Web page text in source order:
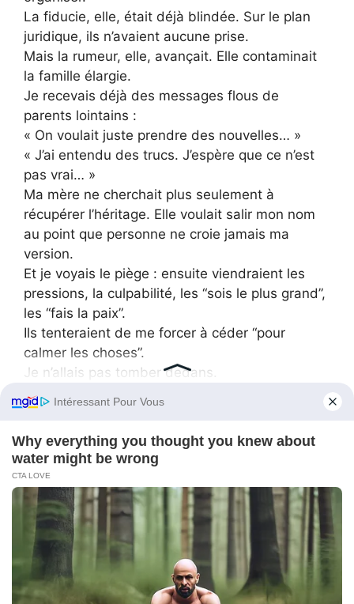
La fiducie, elle, était déjà blindée. Sur le plan
juridique, ils n’avaient aucune prise.
Mais la rumeur, elle, avançait. Elle contaminait
la famille élargie.
Je recevais déjà des messages flous de
parents lointains :
« On voulait juste prendre des nouvelles… »
« J’ai entendu des trucs. J’espère que ce n’est
pas vrai… »
Ma mère ne cherchait plus seulement à
récupérer l’héritage. Elle voulait salir mon nom
au point que personne ne croie jamais ma
version.
Et je voyais le piège : ensuite viendraient les
pressions, la culpabilité, les “sois le plus grand”,
les “fais la paix”.
Ils tenteraient de me forcer à céder “pour
calmer les choses”.
Je n’allais pas tomber dedans.
Alors j’ai construit le mien.
Avec Sonia, on a préparé une déclaration
des preuves. La tentative de transfert
frauduleux, le faux tampon de notaire, les
lettres, l’arrivée avec le camion, les menaces, et
même la campagne de diffamation.
J’y ai ajouté les captures de Megan, les vocaux
de ma mère, et la lettre délirante réclamant 150
000 dollars.
Mais je ne me suis pas contenté de classer ça